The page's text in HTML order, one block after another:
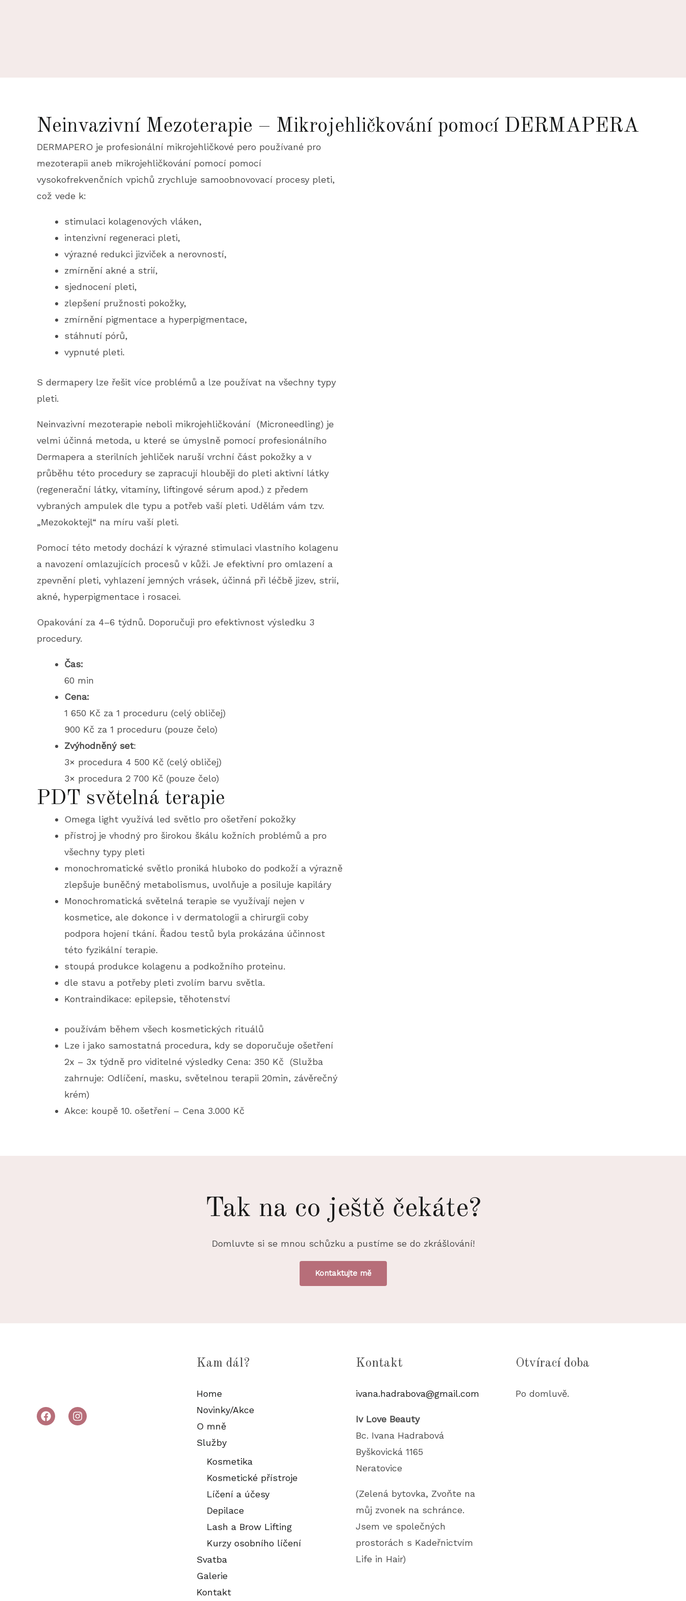
Neinvazivní Mezoterapie – Mikrojehličkování pomocí DERMAPERA
DERMAPERO je profesionální mikrojehličkové pero používané pro
mezoterapii aneb mikrojehličkování pomocí pomocí
vysokofrekvenčních vpichů zrychluje samoobnovovací procesy pleti,
což vede k:
stimulaci kolagenových vláken,
intenzivní regeneraci pleti,
výrazné redukci jizviček a nerovností,
zmírnění akné a strií,
sjednocení pleti,
zlepšení pružnosti pokožky,
zmírnění pigmentace a hyperpigmentace,
stáhnutí pórů,
vypnuté pleti.
S dermapery lze řešit více problémů a lze používat na všechny typy
pleti.
Neinvazivní mezoterapie neboli mikrojehličkování (Microneedling) je
velmi účinná metoda, u které se úmyslně pomocí profesionálního
Dermapera a sterilních jehliček naruší vrchní část pokožky a v
průběhu této procedury se zapracují hlouběji do pleti aktivní látky
(regenerační látky, vitamíny, liftingové sérum apod.) z předem
vybraných ampulek dle typu a potřeb vaší pleti. Udělám vám tzv.
„Mezokoktejl“ na míru vaší pleti.
Pomocí této metody dochází k výrazné stimulaci vlastního kolagenu
a navození omlazujících procesů v kůži. Je efektivní pro omlazení a
zpevnění pleti, vyhlazení jemných vrásek, účinná při léčbě jizev, strií,
akné, hyperpigmentace i rosacei.
Opakování za 4–6 týdnů. Doporučuji pro efektivnost výsledku 3
procedury.
Čas:
60 min
Cena:
1 650 Kč za 1 proceduru (celý obličej)
900 Kč za 1 proceduru (pouze čelo)
Zvýhodněný set:
3× procedura 4 500 Kč (celý obličej)
3× procedura 2 700 Kč (pouze čelo)
PDT světelná terapie
Omega light využívá led světlo pro ošetření pokožky
přístroj je vhodný pro širokou škálu kožních problémů a pro
všechny typy pleti
monochromatické světlo proniká hluboko do podkoží a výrazně
zlepšuje buněčný metabolismus, uvolňuje a posiluje kapiláry
Monochromatická světelná terapie se využívají nejen v
kosmetice, ale dokonce i v dermatologii a chirurgii coby
podpora hojení tkání. Řadou testů byla prokázána účinnost
této fyzikální terapie.
stoupá produkce kolagenu a podkožního proteinu.
dle stavu a potřeby pleti zvolím barvu světla.
Kontraindikace: epilepsie, těhotenství
používám během všech kosmetických rituálů
Lze i jako samostatná procedura, kdy se doporučuje ošetření
2x – 3x týdně pro viditelné výsledky Cena: 350 Kč (Služba
zahrnuje: Odlíčení, masku, světelnou terapii 20min, závěrečný
krém)
Akce: koupě 10. ošetření – Cena 3.000 Kč
Tak na co ještě čekáte?
Domluvte si se mnou schůzku a pustíme se do zkrášlování!
Kontaktujte mě
Kam dál?
Home
Novinky/Akce
O mně
Služby
Kosmetika
Kosmetické přístroje
Líčení a účesy
Depilace
Lash a Brow Lifting
Kurzy osobního líčení
Svatba
Galerie
Kontakt
Kontakt
ivana.hadrabova@gmail.com
Iv Love Beauty
Bc. Ivana Hadrabová
Byškovická 1165
Neratovice
(Zelená bytovka, Zvoňte na
můj zvonek na schránce.
Jsem ve společných
prostorách s Kadeřnictvím
Life in Hair)
Otvírací doba
Po domluvě.